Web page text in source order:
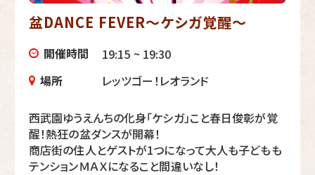
盆DANCE FEVER～ケシガ覚醒～
開催時間
19:15 ~ 19:30
場所
レッツゴー！レオランド
西武園ゆうえんちの化身「ケシガ」こと春日俊彰が覚
醒！熱狂の盆ダンスが開幕！
商店街の住人とゲストが1つになって大人も子どもも
テンションＭＡＸになること間違いなし！